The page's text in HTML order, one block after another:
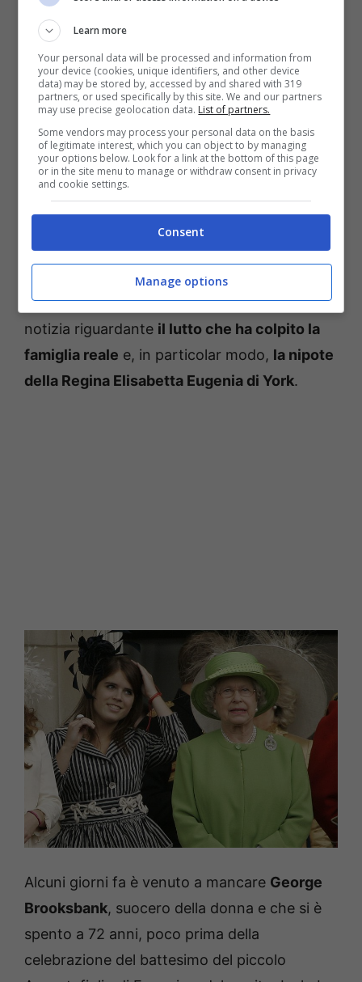
Lollobrigida choc: “Lasciatemi
morire in pace”
LEGGI ANCHE->Lei è la
bellissima sorella di uno degli
allievi di Amici più amati: notate
la somiglianza?
Lutto per la famiglia reale
È stata diffusa nel corso delle ultime ore la
notizia riguardante il lutto che ha colpito la
famiglia reale e, in particolar modo, la nipote
della Regina Elisabetta Eugenia di York.
Alcuni giorni fa è venuto a mancare George
Brooksbank, suocero della donna e che si è
spento a 72 anni, poco prima della
celebrazione del battesimo del piccolo
Learn more
Your personal data will be processed and information from
your device (cookies, unique identifiers, and other device
data) may be stored by, accessed by and shared with 319
partners, or used specifically by this site. We and our partners
may use precise geolocation data. List of partners.
Some vendors may process your personal data on the basis
of legitimate interest, which you can object to by managing
your options below. Look for a link at the bottom of this page
or in the site menu to manage or withdraw consent in privacy
and cookie settings.
Consent
Manage options